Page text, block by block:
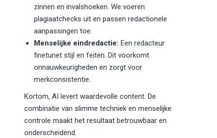
zinnen en invalshoeken. We voeren
plagiaatchecks uit en passen redactionele
aanpassingen toe.
Menselijke eindredactie: Een redacteur
finetunet stijl en feiten. Dit voorkomt
onnauwkeurigheden en zorgt voor
merkconsistentie.
Kortom, AI levert waardevolle content. De
combinatie van slimme techniek en menselijke
controle maakt het resultaat betrouwbaar en
onderscheidend.